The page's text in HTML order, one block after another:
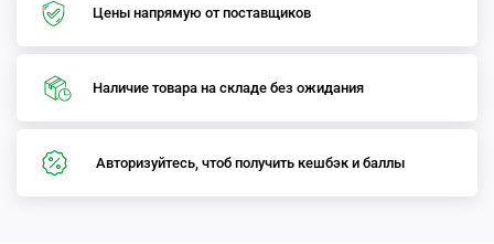
Цены напрямую от поставщиков
Наличие товара на складе без ожидания
Авторизуйтесь, чтоб получить кешбэк и баллы